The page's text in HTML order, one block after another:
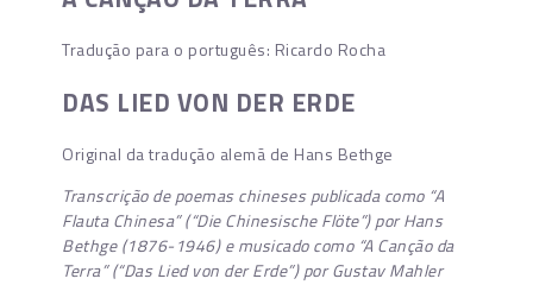
Tradução para o português: Ricardo Rocha
DAS LIED VON DER ERDE
Original da tradução alemã de Hans Bethge
Transcrição de poemas chineses publicada como “A
Flauta Chinesa” (“Die Chinesische Flöte”) por Hans
Bethge (1876-1946) e musicado como “A Canção da
Terra” (“Das Lied von der Erde”) por Gustav Mahler